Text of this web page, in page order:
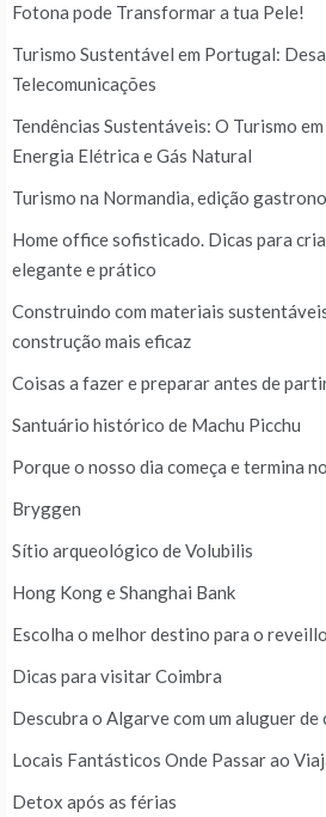
Fotona pode Transformar a tua Pele!
Turismo Sustentável em Portugal:
Telecomunicações
Tendências Sustentáveis: O Turismo
Energia Elétrica e Gás Natural
Turismo na Normandia, edição
Home office sofisticado. Dicas para
elegante e prático
Construindo com materiais
construção mais eficaz
Coisas a fazer e preparar antes de
Santuário histórico de Machu Picchu
Porque o nosso dia começa e termina
Bryggen
Sítio arqueológico de Volubilis
Hong Kong e Shanghai Bank
Escolha o melhor destino para o
Dicas para visitar Coimbra
Descubra o Algarve com um aluguer de
Locais Fantásticos Onde Passar ao
Detox após as férias